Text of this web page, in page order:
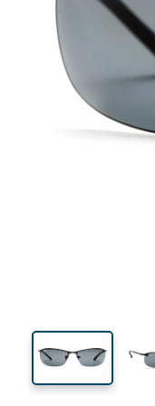
33 mm
Hauteur des verres